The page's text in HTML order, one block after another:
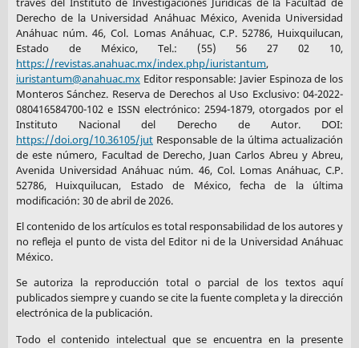
Derecho de la Universidad Anáhuac México, Avenida Universidad
Anáhuac núm. 46, Col. Lomas Anáhuac, C.P. 52786, Huixquilucan,
Estado de México, Tel.: (55) 56 27 02 10,
https://revistas.anahuac.mx/index.php/iuristantum,
iuristantum@anahuac.mxEditor responsable: Javier Espinoza de los
Monteros Sánchez. Reserva de Derechos al Uso Exclusivo: 04-2022-
080416584700-102 e ISSN electrónico: 2594-1879, otorgados por el
Instituto Nacional del Derecho de Autor. DOI:
https://doi.org/10.36105/jutResponsable de la última actualización
de este número, Facultad de Derecho, Juan Carlos Abreu y Abreu,
Avenida Universidad Anáhuac núm. 46, Col. Lomas Anáhuac, C.P.
52786, Huixquilucan, Estado de México, fecha de la última
modificación: 30 de abril de 2026.
El contenido de los artículos es total responsabilidad de los autores y
no refleja el punto de vista del Editor ni de la Universidad Anáhuac
México.
Se autoriza la reproducción total o parcial de los textos aquí
publicados siempre y cuando se cite la fuente completa y la dirección
electrónica de la publicación.
Todo el contenido intelectual que se encuentra en la presente